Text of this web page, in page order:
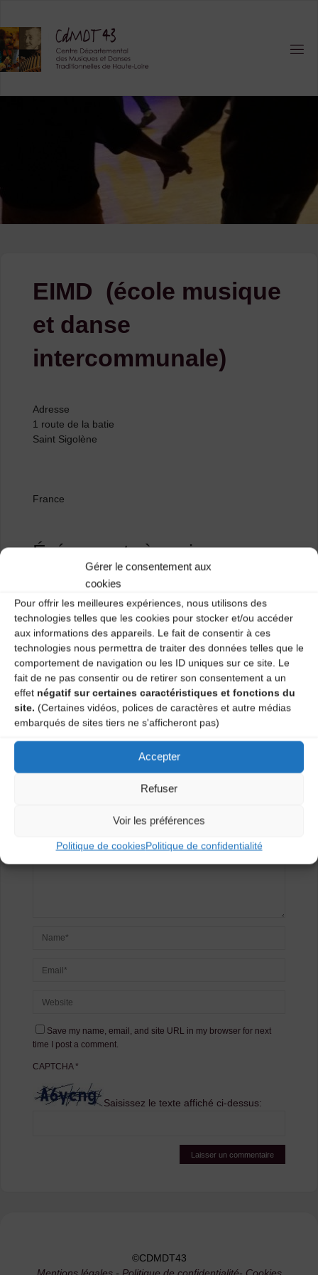
Gérer le consentement aux
cookies
Pour offrir les meilleures expériences, nous utilisons des
technologies telles que les cookies pour stocker et/ou accéder
aux informations des appareils. Le fait de consentir à ces
technologies nous permettra de traiter des données telles que le
comportement de navigation ou les ID uniques sur ce site. Le
fait de ne pas consentir ou de retirer son consentement a un
effet négatif sur certaines caractéristiques et fonctions du
site. (Certaines vidéos, polices de caractères et autre médias
embarqués de sites tiers ne s'afficheront pas)
Accepter
Refuser
Voir les préférences
Politique de cookiesPolitique de confidentialité
content
EIMD (école musique
et danse
intercommunale)
Adresse
1 route de la batie
Saint Sigolène
France
Événements à venir
<li>Aucun événement à cet emplacement</li>
EIMD (école musique et danse
intercommunale)
Eglise d’Aurec sur Loire
Laisser un
commentaire
Votre adresse e-mail ne sera pas publiée.
Save my name, email, and site URL in my browser for next
time I post a comment.
CAPTCHA*
Saisissez le texte affiché ci-dessus:
©CDMDT43